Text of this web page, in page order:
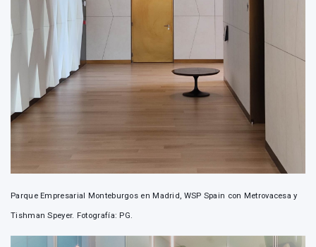
Parque Empresarial Monteburgos en Madrid, WSP Spain con Metrovacesa y
Tishman Speyer. Fotografía: PG.